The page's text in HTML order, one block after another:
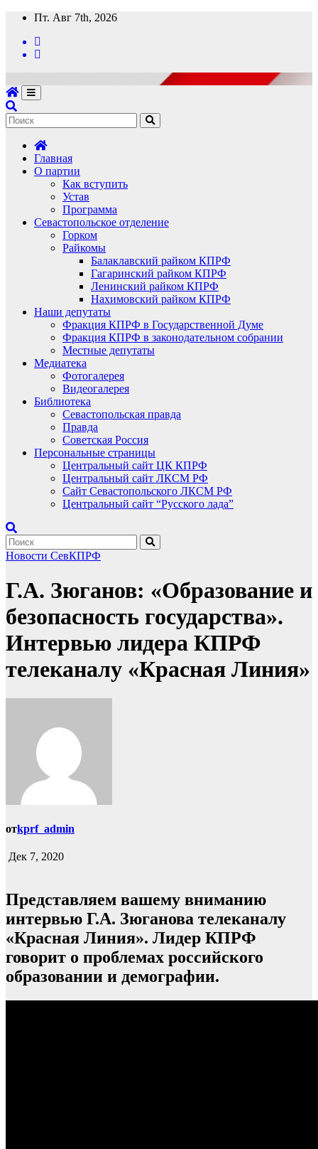
Перейти
содержимому
Пт. Авг 7th, 2026
Главная
О партии
Как вступить
Устав
Программа
Севастопольское отделение
Горком
Райкомы
Балаклавский райком КПРФ
Гагаринский райком КПРФ
Ленинский райком КПРФ
Нахимовский райком КПРФ
Наши депутаты
Фракция КПРФ в Государственной Думе
Фракция КПРФ в законодательном собрании
Местные депутаты
Медиатека
Фотогалерея
Видеогалерея
Библиотека
Севастопольская правда
Правда
Советская Россия
Персональные страницы
Центральный сайт ЦК КПРФ
Центральный сайт ЛКСМ РФ
Сайт Севастопольского ЛКСМ РФ
Центральный сайт “Русского лада”
Новости СевКПРФ
Г.А. Зюганов: «Образование и
безопасность государства».
Интервью лидера КПРФ
телеканалу «Красная Линия»
отkprf_admin
Дек 7, 2020
Представляем вашему вниманию
интервью Г.А. Зюганова телеканалу
«Красная Линия». Лидер КПРФ
говорит о проблемах российского
образовании и демографии.